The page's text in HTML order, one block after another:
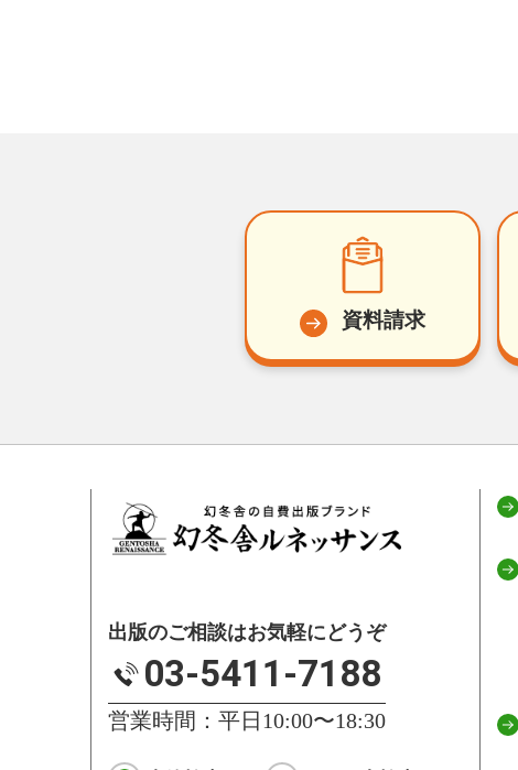
資料請求
出版のご相談はお気軽にどうぞ
03-5411-7188
営業時間：平日10:00〜18:30